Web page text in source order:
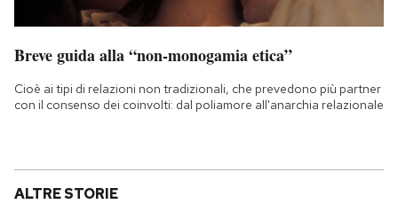
Breve guida alla “non-monogamia etica”
Cioè ai tipi di relazioni non tradizionali, che prevedono più partner
con il consenso dei coinvolti: dal poliamore all'anarchia relazionale
ALTRE STORIE